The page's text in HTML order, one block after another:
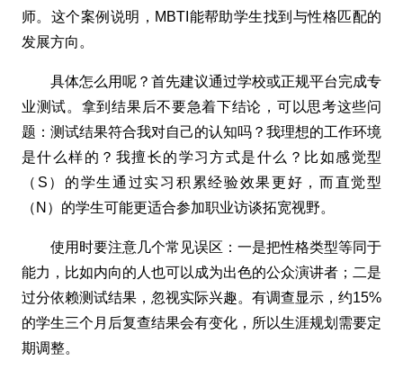
师。这个案例说明，MBTI能帮助学生找到与性格匹配的
发展方向。
具体怎么用呢？首先建议通过学校或正规平台完成专
业测试。拿到结果后不要急着下结论，可以思考这些问
题：测试结果符合我对自己的认知吗？我理想的工作环境
是什么样的？我擅长的学习方式是什么？比如感觉型
（S）的学生通过实习积累经验效果更好，而直觉型
（N）的学生可能更适合参加职业访谈拓宽视野。
使用时要注意几个常见误区：一是把性格类型等同于
能力，比如内向的人也可以成为出色的公众演讲者；二是
过分依赖测试结果，忽视实际兴趣。有调查显示，约15%
的学生三个月后复查结果会有变化，所以生涯规划需要定
期调整。